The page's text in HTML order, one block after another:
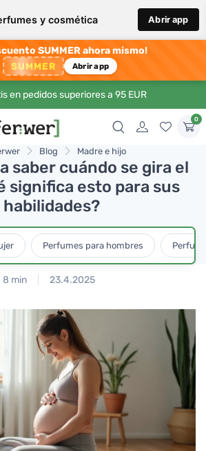
y cosmética Abrir app
SUMMER ahora mismo!
SUMMER Abrir app
en pedidos superiores a 95 EUR
0
Blog Madre e hijo
saber cuándo se gira el
significa esto para sus
habilidades?
Perfumes para hombres
8 min 23.4.2025